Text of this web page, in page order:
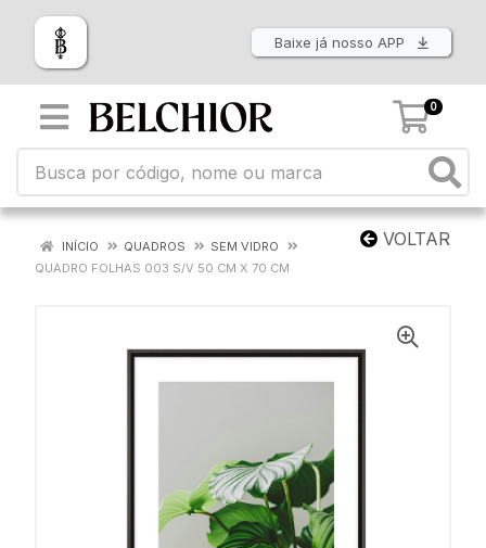
Baixe já nosso APP
0
VOLTAR
INÍCIO QUADROS
SEM VIDRO
QUADRO FOLHAS 003 S/V 50 CM X 70 CM